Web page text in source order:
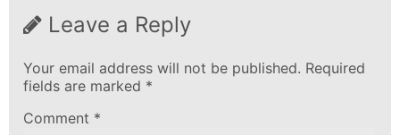
Leave a Reply
Your email address will not be published. Required
fields are marked *
Comment *